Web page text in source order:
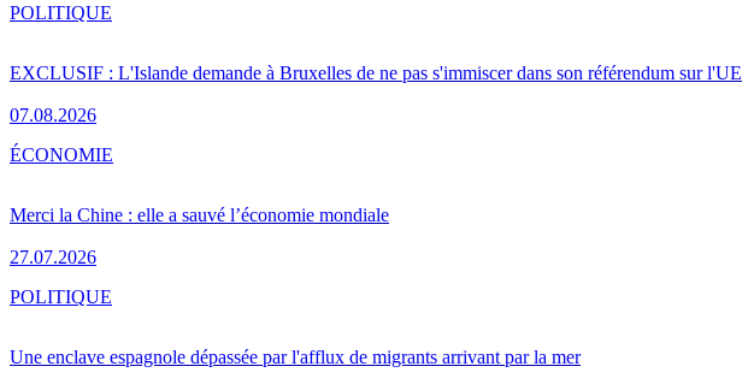
EXCLUSIF : L'Islande demande à Bruxelles de ne pas s'immiscer dans son référendum sur l'UE
07.08.2026
POLITIQUE
Merci la Chine : elle a sauvé l’économie mondiale
27.07.2026
ÉCONOMIE
Une enclave espagnole dépassée par l'afflux de migrants arrivant par la mer
POLITIQUE